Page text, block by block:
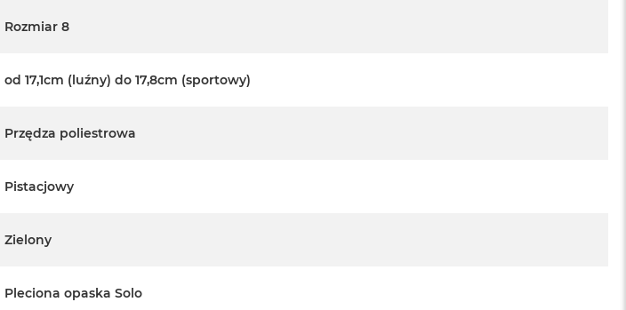
Rozmiar 8
od 17,1cm (luźny) do 17,8cm (sportowy)
Przędza poliestrowa
Pistacjowy
Zielony
Pleciona opaska Solo